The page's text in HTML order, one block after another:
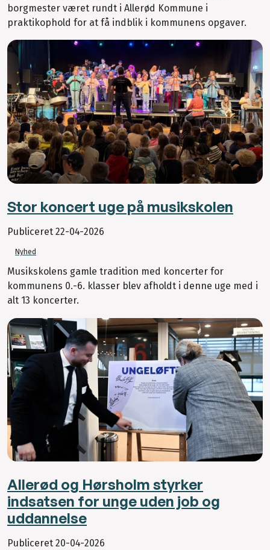
borgmester været rundt i Allerød Kommune i
praktikophold for at få indblik i kommunens opgaver.
Stor koncert uge på musikskolen
Publiceret 22-04-2026
Nyhed
Musikskolens gamle tradition med koncerter for
kommunens 0.-6. klasser blev afholdt i denne uge med i
alt 13 koncerter.
Allerød og Hørsholm styrker
indsatsen for unge uden job og
uddannelse
Publiceret 20-04-2026